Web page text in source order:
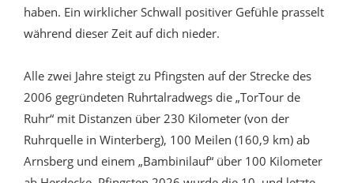
haben. Ein wirklicher Schwall positiver Gefühle prasselt
während dieser Zeit auf dich nieder.
Alle zwei Jahre steigt zu Pfingsten auf der Strecke des
2006 gegründeten Ruhrtalradwegs die „TorTour de
Ruhr“ mit Distanzen über 230 Kilometer (von der
Ruhrquelle in Winterberg), 100 Meilen (160,9 km) ab
Arnsberg und einem „Bambinilauf“ über 100 Kilometer